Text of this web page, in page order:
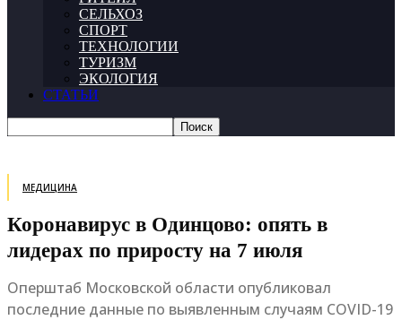
СЕЛЬХОЗ
СПОРТ
ТЕХНОЛОГИИ
ТУРИЗМ
ЭКОЛОГИЯ
СТАТЬИ
МЕДИЦИНА
Коронавирус в Одинцово: опять в
лидерах по приросту на 7 июля
Оперштаб Московской области опубликовал
последние данные по выявленным случаям COVID-19